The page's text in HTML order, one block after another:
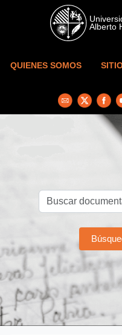
Skip to main content
QUIENES SOMOS